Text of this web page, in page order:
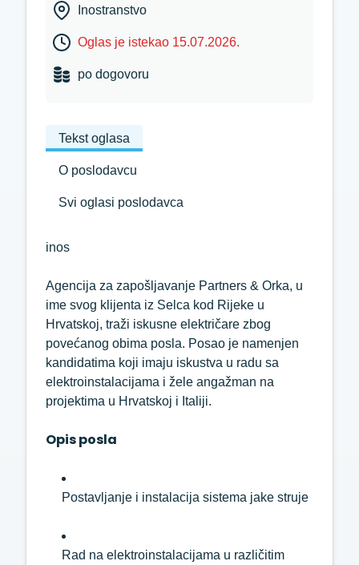
Inostranstvo
Oglas je istekao 15.07.2026.
po dogovoru
Tekst oglasa
O poslodavcu
Svi oglasi poslodavca
inos
Agencija za zapošljavanje Partners & Orka, u
ime svog klijenta iz Selca kod Rijeke u
Hrvatskoj, traži iskusne električare zbog
povećanog obima posla. Posao je namenjen
kandidatima koji imaju iskustva u radu sa
elektroinstalacijama i žele angažman na
projektima u Hrvatskoj i Italiji.
Opisposla
Postavljanje i instalacija sistema jake struje
Rad na elektroinstalacijama u različitim